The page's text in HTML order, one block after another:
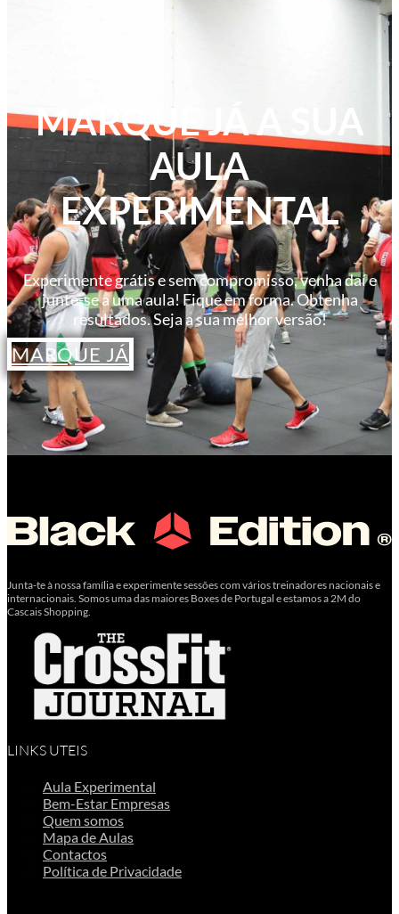
MARQUE JÁ A SUA
AULA
EXPERIMENTAL
Experimente grátis e sem compromisso, venha daí e
junte-se a uma aula! Fique em forma. Obtenha
resultados. Seja a sua melhor versão!
MARQUE JÁ
Junta-te à nossa família e experimente sessões com vários treinadores nacionais e
internacionais. Somos uma das maiores Boxes de Portugal e estamos a 2M do
Cascais Shopping.
LINKS UTEIS
Aula Experimental
Bem-Estar Empresas
Quem somos
Mapa de Aulas
Contactos
Política de Privacidade